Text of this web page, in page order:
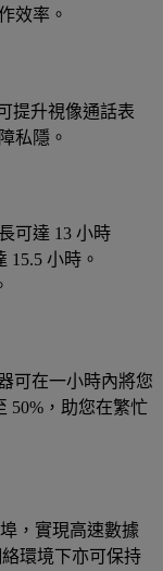
效率。
提升視像通話表
私隱。
可達 13 小時
15.5 小時。
可在一小時內將您
50%，助您在繁忙
，實現高速數據
環境下亦可保持